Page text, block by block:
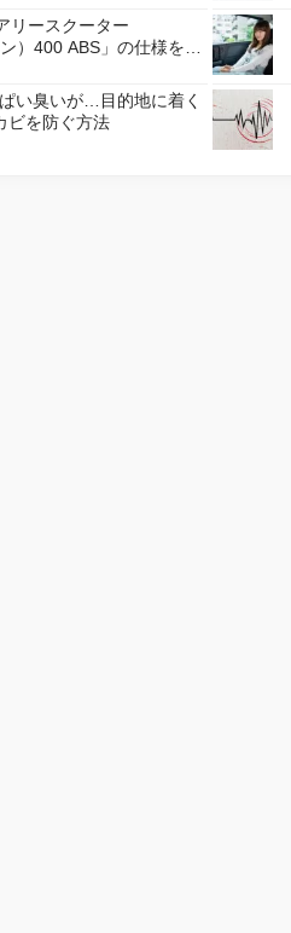
リースクーター
）400 ABS」の仕様を変
い臭いが…目的地に着く
ビを防ぐ方法